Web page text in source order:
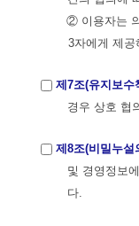
② 이용자는
3자에게 제
제7조(유지보수
경우 상호 협
제8조(비밀누설
및 경영정보
다.